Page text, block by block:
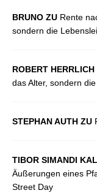
BRUNO ZU Rente
sondern die
ROBERT HERRLICH
das Alter, sondern
STEPHAN AUTH ZU
TIBOR SIMANDI
Äußerungen eines
Street Day